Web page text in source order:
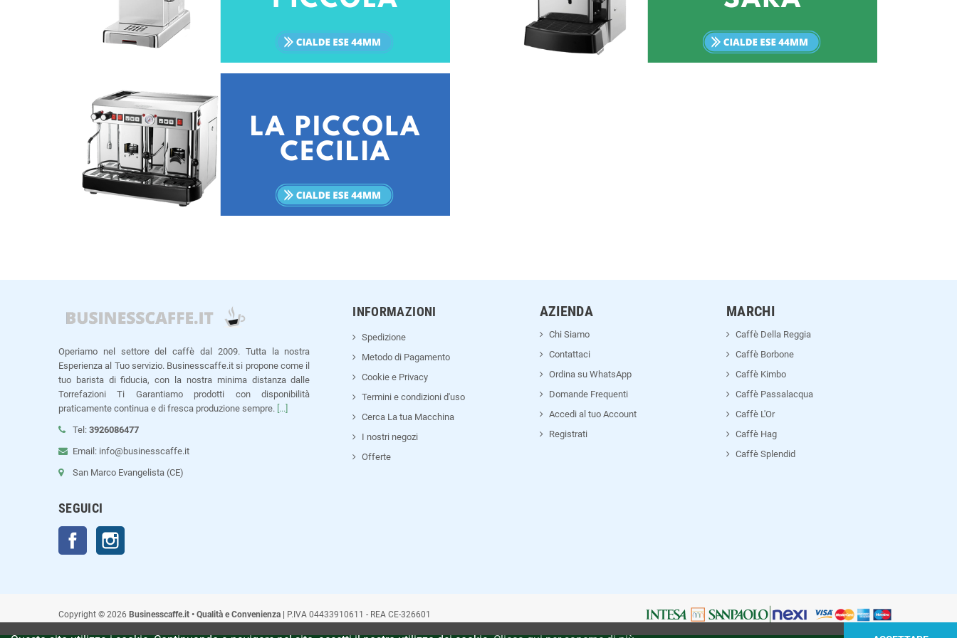
Operiamo nel settore del caffè dal 2009. Tutta la nostra
Esperienza al Tuo servizio. Businesscaffe.it si propone come il
tuo barista di fiducia, con la nostra minima distanza dalle
Torrefazioni Ti Garantiamo prodotti con disponibilità
praticamente continua e di fresca produzione sempre. [...]
Tel: 3926086477
Email: info@businesscaffe.it
San Marco Evangelista (CE)
SEGUICI
Facebook
INFORMAZIONI
Spedizione
Metodo di Pagamento
Cookie e Privacy
Termini e condizioni d'uso
Cerca La tua Macchina
I nostri negozi
Offerte
AZIENDA
Chi Siamo
Contattaci
Ordina su WhatsApp
Domande Frequenti
Accedi al tuo Account
Registrati
MARCHI
Caffè Della Reggia
Caffè Borbone
Caffè Kimbo
Caffè Passalacqua
Caffè L'Or
Caffè Hag
Caffè Splendid
Copyright © 2026 Businesscaffe.it • Qualità e Convenienza | P.IVA 04433910611 - REA CE-326601